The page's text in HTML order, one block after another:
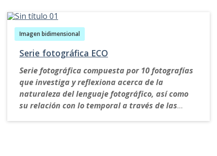
Imagen bidimensional
Serie fotográfica ECO
Serie fotográfica compuesta por 10 fotografías
que investiga y reflexiona acerca de la
naturaleza del lenguaje fotográfico, así como
su relación con lo temporal a través de las